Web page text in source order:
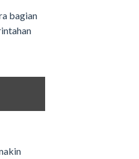
bagian